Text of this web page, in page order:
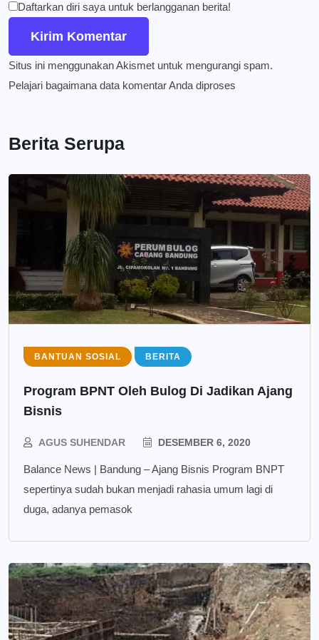
Daftarkan diri saya untuk berlangganan berita!
Situs ini menggunakan Akismet untuk mengurangi spam.
Pelajari bagaimana data komentar Anda diproses
Berita Serupa
BANTUAN SOSIAL BERITA
Program BPNT Oleh Bulog Di Jadikan Ajang
Bisnis
AGUS SUHENDAR DESEMBER 6, 2020
Balance News | Bandung – Ajang Bisnis Program BNPT
sepertinya sudah bukan menjadi rahasia umum lagi di
duga, adanya pemasok